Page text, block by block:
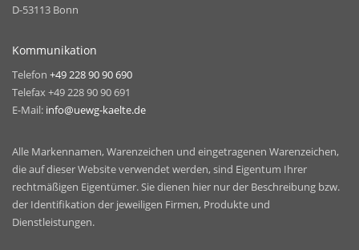
D-53113 Bonn
Kommunikation
Telefon +49 228 90 90 690
Telefax +49 228 90 90 691
E-Mail: info@uewg-kaelte.de
Alle Markennamen, Warenzeichen und eingetragenen Warenzeichen,
die auf dieser Website verwendet werden, sind Eigentum Ihrer
rechtmäßigen Eigentümer. Sie dienen hier nur der Beschreibung bzw.
der Identifikation der jeweiligen Firmen, Produkte und
Dienstleistungen.